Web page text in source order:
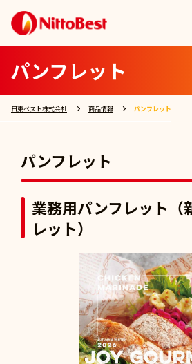
パンフレット
日東ベスト株式会社 商品情報 パンフレット
パンフレット
業務用パンフレット（
レット）